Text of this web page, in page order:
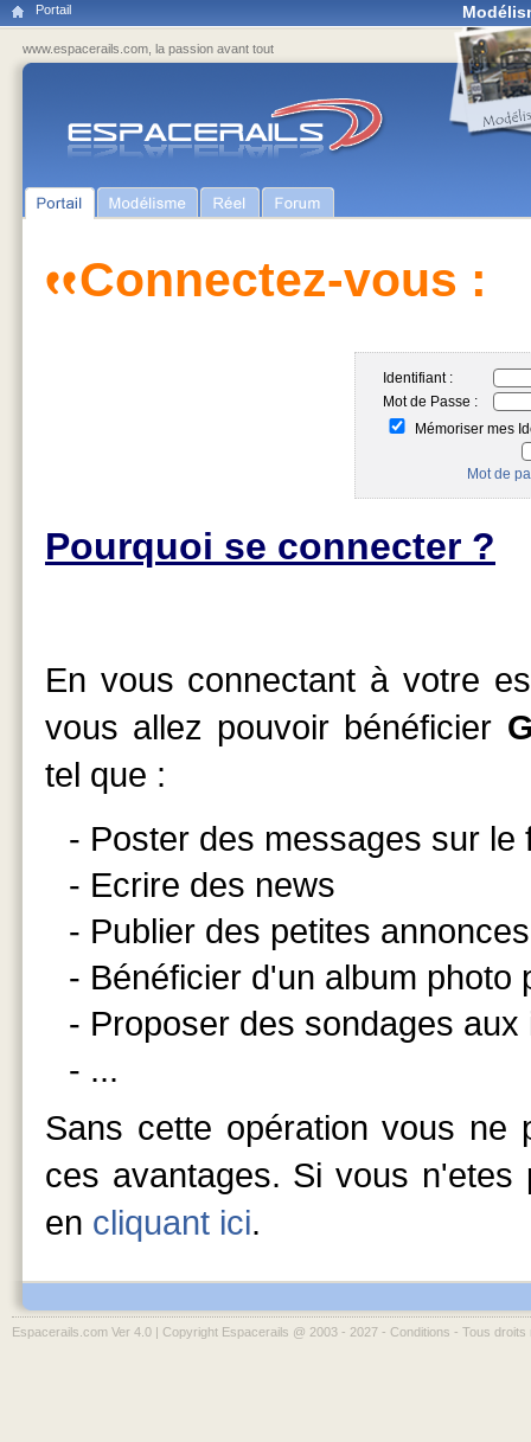
Portail
www.espacerails.com, la passion avant tout
Connectez-vous :
Identifiant :
Mot de Passe :
Mémoriser mes
Mot de
Pourquoi se connecter ?
En vous connectant à votre
vous allez pouvoir bénéficier
tel que :
- Poster des messages sur le
- Ecrire des news
- Publier des petites annonces
- Bénéficier d'un album
- Proposer des sondages aux
- ...
Sans cette opération vous ne
ces avantages. Si vous
en cliquant ici.
Espacerails.com Ver 4.0 | Copyright Espacerails @ 2003 - 2027 - Conditions - Tous droits